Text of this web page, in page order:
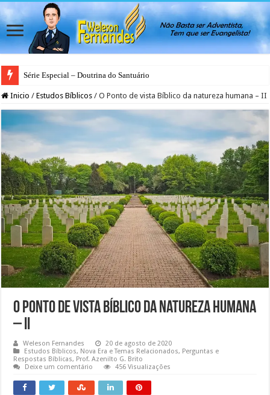
Série Especial – Doutrina do Santuário
Antes da Porta se Fechar: A Mensagem Profética do Santuário Celestial
Inicio / Estudos Bíblicos / O Ponto de vista Bíblico da natureza humana – II
O Ponto de vista Bíblico da natureza humana
– II
Weleson Fernandes
20 de agosto de 2020
Estudos Bíblicos, Nova Era e Temas Relacionados, Perguntas e
Respostas Bíblicas, Prof. Azenilto G. Brito
Deixe um comentário
456 Visualizações